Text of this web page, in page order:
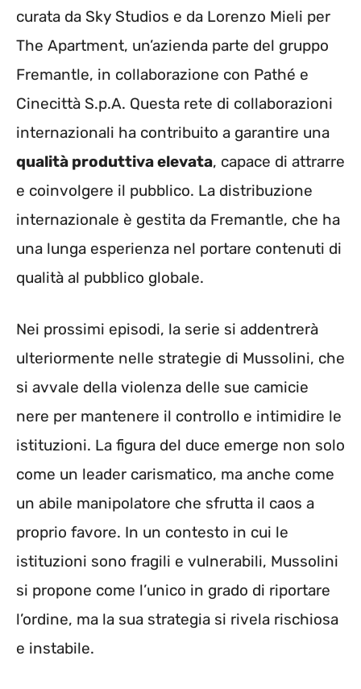
curata da Sky Studios e da Lorenzo Mieli per
The Apartment, un’azienda parte del gruppo
Fremantle, in collaborazione con Pathé e
Cinecittà S.p.A. Questa rete di collaborazioni
internazionali ha contribuito a garantire una
qualità produttiva elevata, capace di attrarre
e coinvolgere il pubblico. La distribuzione
internazionale è gestita da Fremantle, che ha
una lunga esperienza nel portare contenuti di
qualità al pubblico globale.
Nei prossimi episodi, la serie si addentrerà
ulteriormente nelle strategie di Mussolini, che
si avvale della violenza delle sue camicie
nere per mantenere il controllo e intimidire le
istituzioni. La figura del duce emerge non solo
come un leader carismatico, ma anche come
un abile manipolatore che sfrutta il caos a
proprio favore. In un contesto in cui le
istituzioni sono fragili e vulnerabili, Mussolini
si propone come l’unico in grado di riportare
l’ordine, ma la sua strategia si rivela rischiosa
e instabile.